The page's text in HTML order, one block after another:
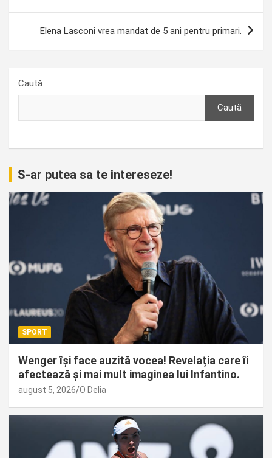
Elena Lasconi vrea mandat de 5 ani pentru primari.
Caută
Caută
S-ar putea sa te intereseze!
SPORT
Wenger își face auzită vocea! Revelația care îi
afectează și mai mult imaginea lui Infantino.
august 5, 2026 O Delia